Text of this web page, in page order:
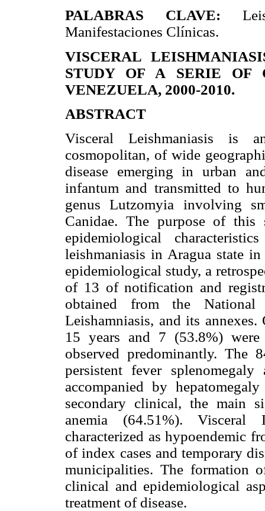
PALABRAS CLAVE:
Manifestaciones Clínicas.
VISCERAL
STUDY OF A SERIE OF
VENEZUELA, 2000-2010.
ABSTRACT
Visceral Leishmaniasis is
cosmopolitan, of wide
disease emerging in urban
infantum and transmitted to
genus Lutzomyia involving
Canidae. The purpose of
epidemiological
leishmaniasis in Aragua state
epidemiological study, a
of 13 of notification and
obtained from the
Leishamniasis, and its
15 years and 7 (53.8%)
observed predominantly. The
persistent fever
accompanied by
secondary clinical, the main
anemia (64.51%). Visceral
characterized as hypoendemic
of index cases and temporary
municipalities. The formation
clinical and epidemiological
treatment of disease.